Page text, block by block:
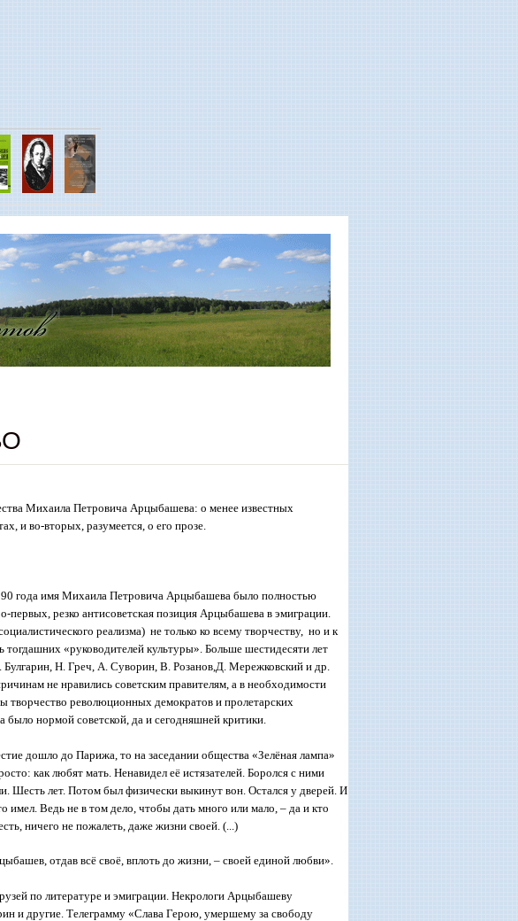
Михаила Петровича Арцыбашева: о менее известных
и во-вторых, разумеется, о его прозе.
года имя Михаила Петровича Арцыбашева было полностью
резко антисоветская позиция Арцыбашева в эмиграции.
реализма) не только ко всему творчеству, но и к
«руководителей культуры». Больше шестидесяти лет
Н. Греч, А. Суворин, В. Розанов,Д. Мережковский и др.
не нравились советским правителям, а в необходимости
творчество революционных демократов и пролетарских
было нормой советской, да и сегодняшней критики.
дошло до Парижа, то на заседании общества «Зелёная лампа»
как любят мать. Ненавидел её истязателей. Боролся с ними
Шесть лет. Потом был физически выкинут вон. Остался у дверей. И
Ведь не в том дело, чтобы дать много или мало, – да и кто
ничего не пожалеть, даже жизни своей. (...)
отдав всё своё, вплоть до жизни, – своей единой любви».
по литературе и эмиграции. Некрологи Арцыбашеву
и другие. Телеграмму «Слава Герою, умершему за свободу